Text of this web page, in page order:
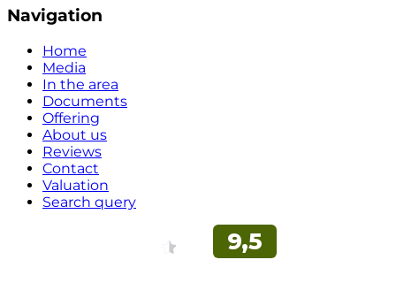
Navigation
Home
Media
In the area
Documents
Offering
About us
Reviews
Contact
Valuation
Search query